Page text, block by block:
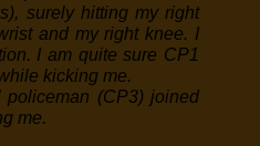
surely hitting my right
and my right knee. I
I am quite sure CP1
kicking me.
(CP3) joined
me.